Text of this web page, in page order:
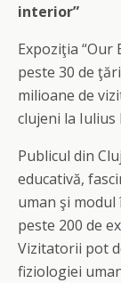
interior”
Expoziţia
peste 30 de
milioane de
clujeni la Iulius
Publicul din
educativă,
uman şi
peste 200 de
Vizitatorii pot
fiziologiei